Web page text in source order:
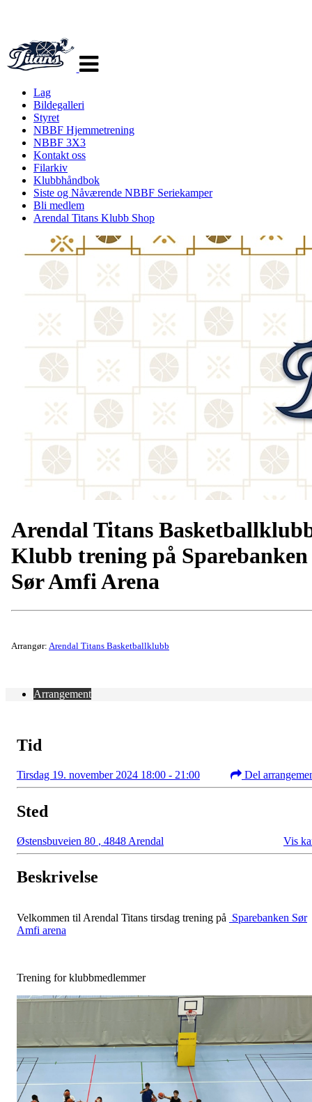
navigasjon
Lag
Bildegalleri
Styret
NBBF Hjemmetrening
NBBF 3X3
Kontakt oss
Filarkiv
Klubbhåndbok
Siste og Nåværende NBBF Seriekamper
Bli medlem
Arendal Titans Klubb Shop
Arendal Titans
Klubb trening på Sparebanken
Sør Amfi Arena
Arrangør: Arendal Titans Basketballklubb
Arrangement
Tid
Tirsdag 19. november 2024 18:00 - 21:00 Del
Sted
Østensbuveien 80 , 4848 Arendal Vis
Beskrivelse
Velkommen til Arendal Titans tirsdag trening på Sparebanken Sør
Amfi arena
Trening for klubbmedlemmer